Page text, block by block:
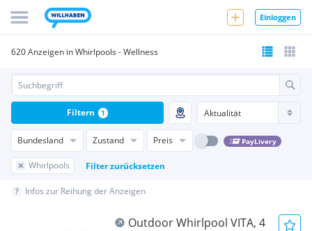
Einloggen
620 Anzeigen in Whirlpools - Wellness
Bundesland Zustand Preis PayLivery
Whirlpools Filter zurücksetzen
Filtern 1
Infos zur Reihung der Anzeigen
Outdoor Whirlpool VITA, 4